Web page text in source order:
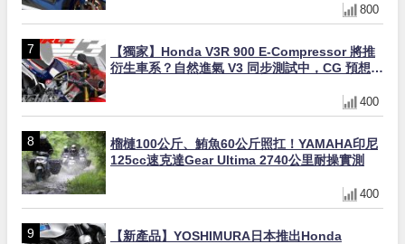
800
【獨家】Honda V3R 900 E-Compressor 將推
衍生車系？自然進氣 V3 同步測試中，CG 預想曝
400
榴槤100公斤、鮪魚60公斤照扛！YAMAHA印尼
125cc速克達Gear Ultima 2740公里耐操實測
400
【新產品】YOSHIMURA日本推出Honda